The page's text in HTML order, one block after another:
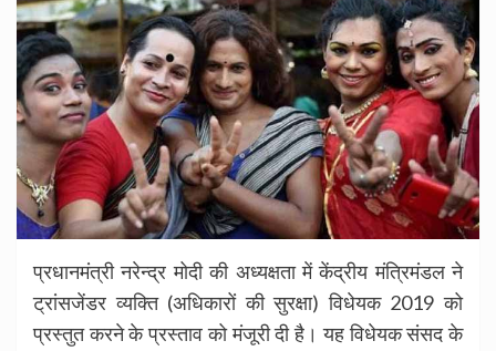
प्रधानमंत्री नरेन्द्र मोदी की अध्यक्षता में केंद्रीय मंत्रिमंडल ने
ट्रांसजेंडर व्यक्ति (अधिकारों की सुरक्षा) विधेयक 2019 को
प्रस्तुत करने के प्रस्ताव को मंजूरी दी है। यह विधेयक संसद के